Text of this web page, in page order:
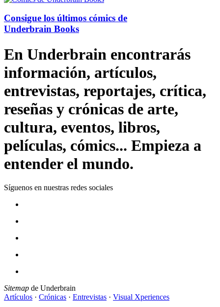
Consigue los últimos cómics de
Underbrain Books
En Underbrain encontrarás
información, artículos,
entrevistas, reportajes, crítica,
reseñas y crónicas de arte,
cultura, eventos, libros,
películas, cómics... Empieza a
entender el mundo.
Síguenos en nuestras redes sociales
Sitemap de Underbrain
Artículos · Crónicas · Entrevistas · Visual Xperiences